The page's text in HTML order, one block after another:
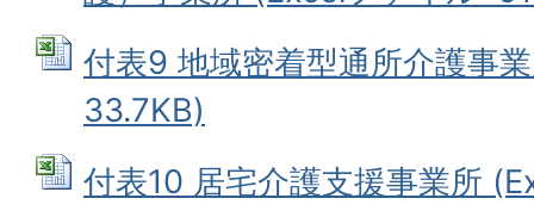
付表9 地域密着型通所介護事
33.7KB)
付表10 居宅介護支援事業所